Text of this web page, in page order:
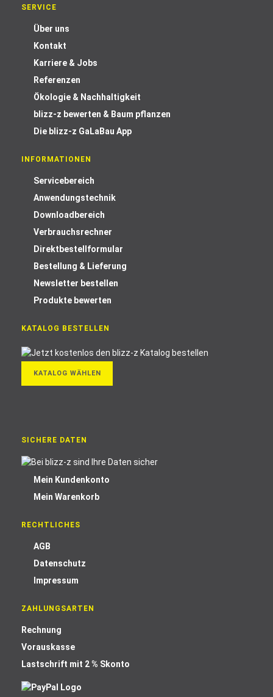
SERVICE
Über uns
Kontakt
Karriere & Jobs
Referenzen
Ökologie & Nachhaltigkeit
blizz-z bewerten & Baum pflanzen
Die blizz-z GaLaBau App
INFORMATIONEN
Servicebereich
Anwendungstechnik
Downloadbereich
Verbrauchsrechner
Direktbestellformular
Bestellung & Lieferung
Newsletter bestellen
Produkte bewerten
KATALOG BESTELLEN
KATALOG WÄHLEN
SICHERE DATEN
Mein Kundenkonto
Mein Warenkorb
RECHTLICHES
AGB
Datenschutz
Impressum
ZAHLUNGSARTEN
Rechnung
Vorauskasse
Lastschrift mit 2 % Skonto